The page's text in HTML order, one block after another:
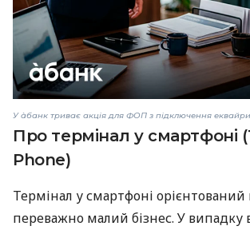
У àбанк триває акція для ФОП з підключення
Про термінал у смартфоні
Phone)
Термінал у смартфоні орієнтований
переважно малий бізнес. У випадку